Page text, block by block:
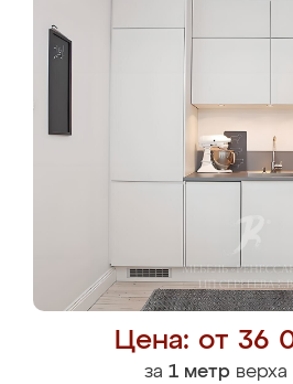
Цена: от 36
за 1 метрверха